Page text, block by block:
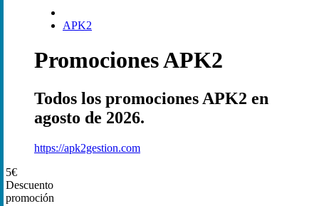
APK2
Promociones APK2
Todos los promociones APK2 en
agosto de 2026.
https://apk2gestion.com
5€
Descuento
promoción